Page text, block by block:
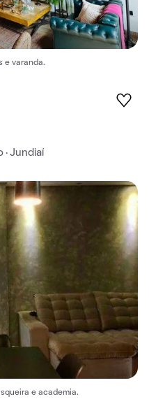
e varanda.
· Jundiaí
e academia.